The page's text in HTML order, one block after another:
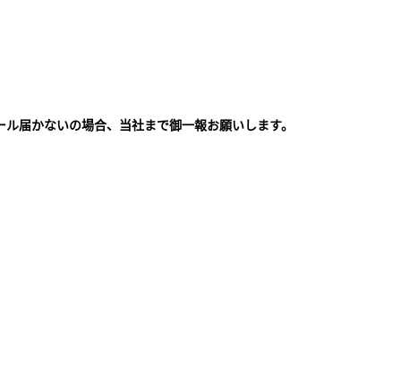
届かないの場合、当社まで御一報お願いします。